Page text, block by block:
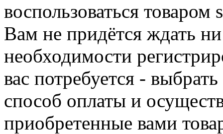
воспользоваться
Вам не придётся ждать
необходимости
вас потребуется -
способ оплаты и
приобретенные вами